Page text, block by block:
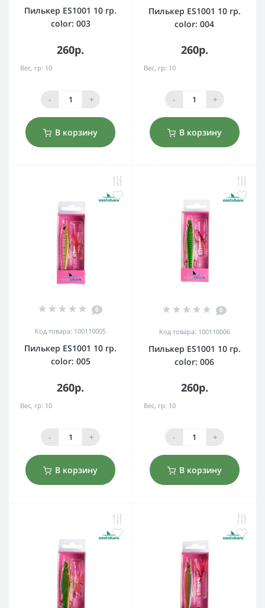
Пилькер ES1001 10 гр.
color: 003
260р.
Вес, гр: 10
- +
В корзину
Пилькер ES1001 10 гр.
color: 004
260р.
Вес, гр: 10
- +
В корзину
0
Код товара: 100110005
Пилькер ES1001 10 гр.
color: 005
260р.
Вес, гр: 10
- +
В корзину
0
Код товара: 100110006
Пилькер ES1001 10 гр.
color: 006
260р.
Вес, гр: 10
- +
В корзину